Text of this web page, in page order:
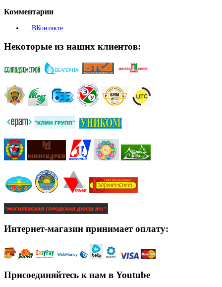
Комментарии
ВКонтакте
Некоторые из наших клиентов:
Интернет-магазин принимает оплату:
Присоединяйтесь к нам в Youtube